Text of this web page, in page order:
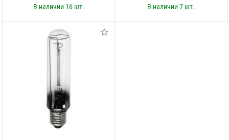
В наличии 16 шт.
В наличии7 шт.